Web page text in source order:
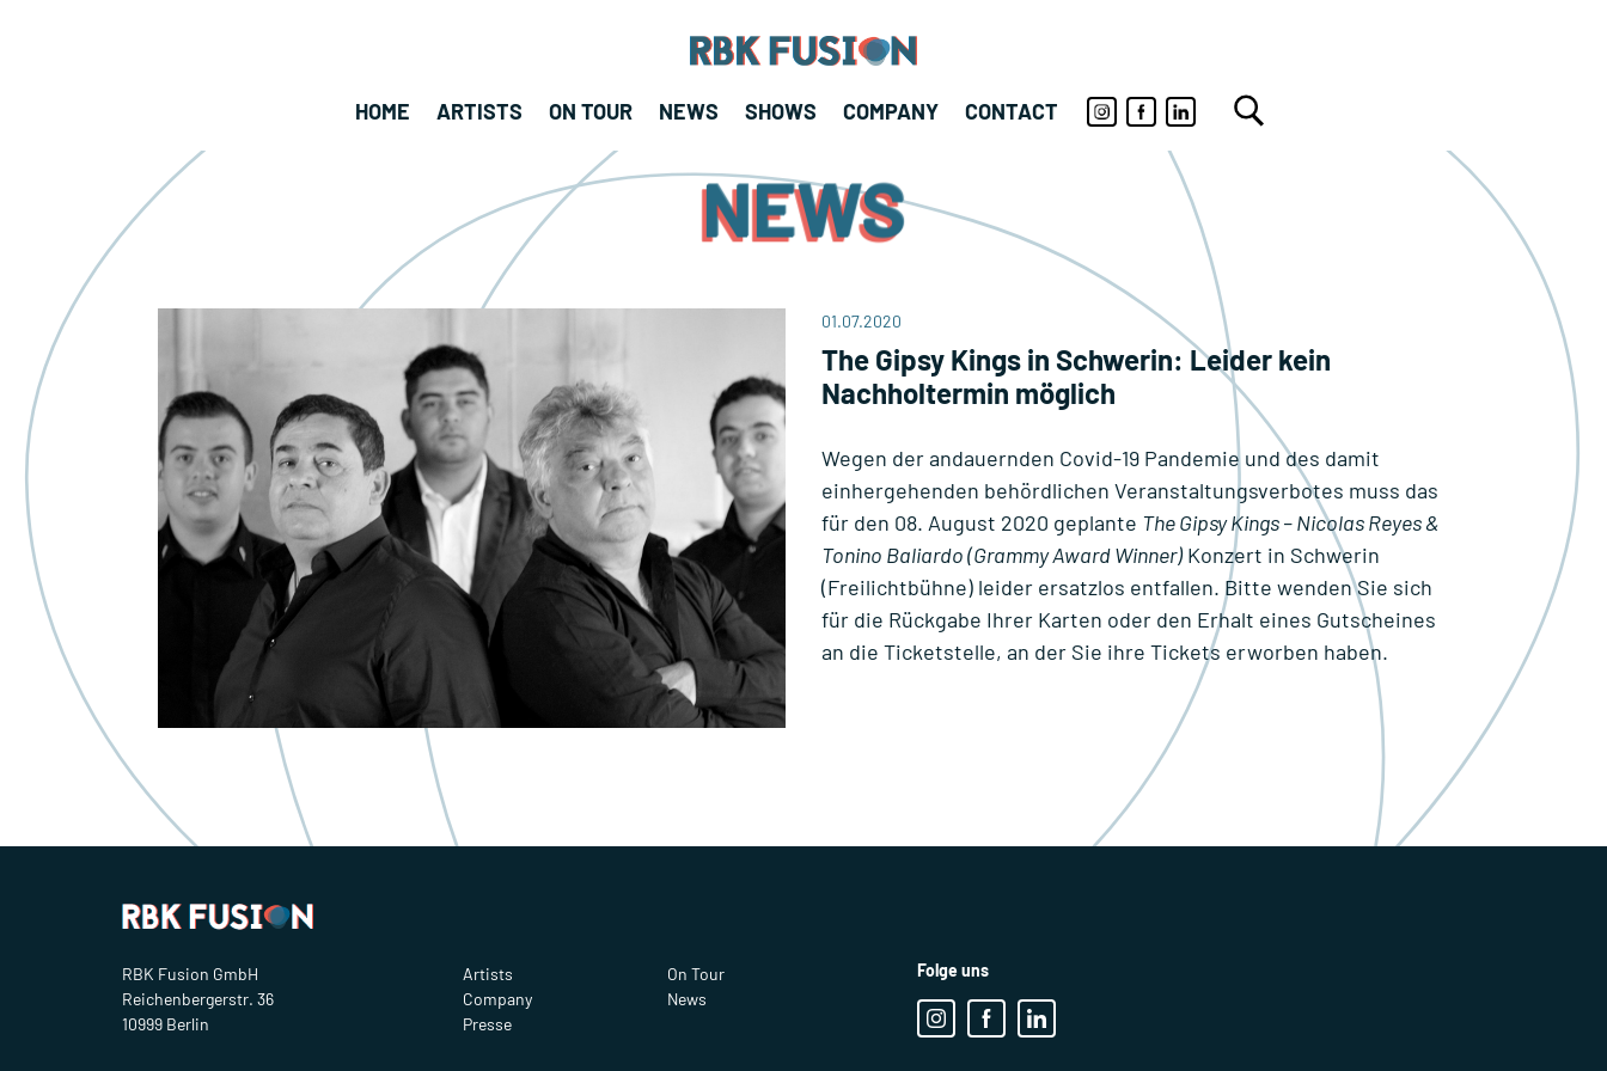
Konzertagentur
HOME ARTISTS ON TOUR NEWS SHOWS COMPANY CONTACT
NEWS
01.07.2020
The Gipsy Kings in Schwerin: Leider kein
Nachholtermin möglich
Wegen der andauernden Covid-19 Pandemie und des damit
einhergehenden behördlichen Veranstaltungsverbotes muss das
für den 08. August 2020 geplante The Gipsy Kings – Nicolas Reyes &
Tonino Baliardo(Grammy Award Winner)Konzert in Schwerin
(Freilichtbühne) leider ersatzlos entfallen. Bitte wenden Sie sich
für die Rückgabe Ihrer Karten oder den Erhalt eines Gutscheines
an die Ticketstelle, an der Sie ihre Tickets erworben haben.
RBK Fusion GmbH
Reichenbergerstr. 36
10999 Berlin
Artists
On Tour
Company
News
Presse
Folge uns